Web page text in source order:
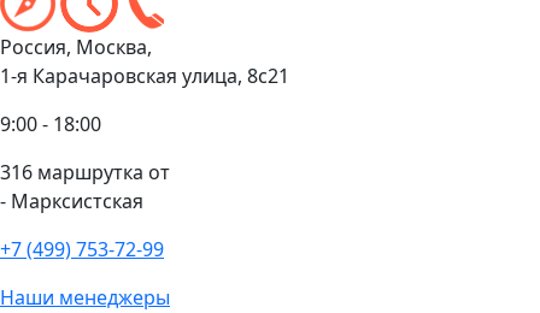
Россия, Москва,
1-я Карачаровская улица, 8с21
9:00 - 18:00
316 маршрутка от
- Марксистская
+7 (499) 753-72-99
Наши менеджеры